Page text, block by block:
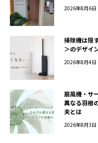
2026年8月6日
掃除機は隠
＞のデザイ
2026年8月4日
扇風機・サ
異なる羽根
夫とは
2026年8月3日